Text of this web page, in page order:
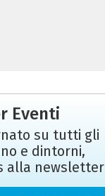
Eventi
su tutti gli
e dintorni,
alla newsletter